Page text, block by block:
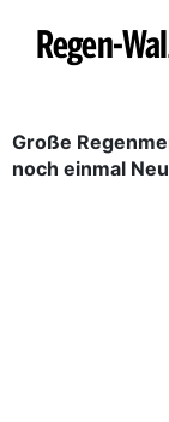
Regen-
Große
noch einmal